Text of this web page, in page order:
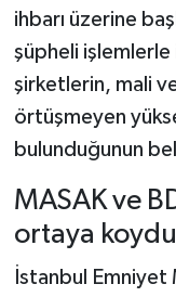
ihbarı üzerine
şüpheli işlemlerle
şirketlerin, mali
örtüşmeyen
bulunduğunun
MASAK ve
ortaya koydu
İstanbul Emniyet